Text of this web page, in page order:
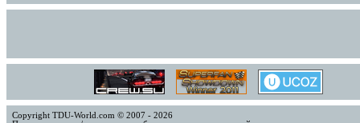
Copyright TDU-World.com © 2007 - 2026